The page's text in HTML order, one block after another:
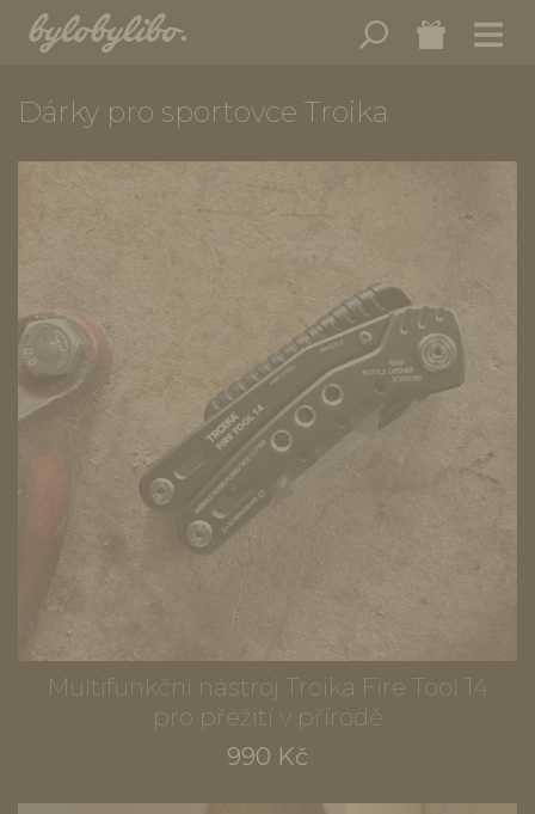
Dárky pro sportovce Troika
Multifunkční nástroj Troika Fire Tool 14
pro přežití v přírodě
990 Kč